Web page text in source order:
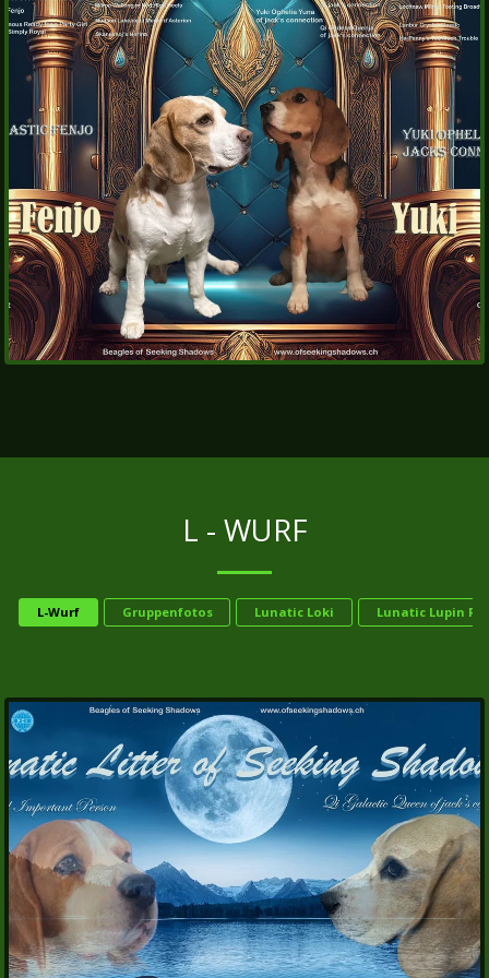
L - WURF
L-Wurf Gruppenfotos Lunatic Loki Lunatic Lupin